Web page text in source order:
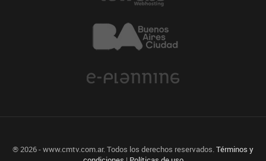
® 2026 - www.cmtv.com.ar. Todos los derechos reservados.Términos y